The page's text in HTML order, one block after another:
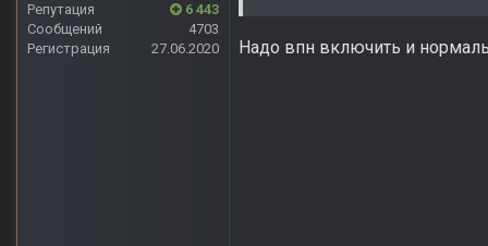
Репутация
6 443
Сообщений
4703
Регистрация
27.06.2020 Надо впн включить и